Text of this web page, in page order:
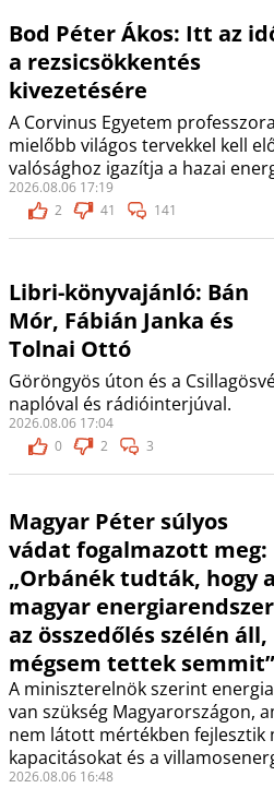
Bod Péter Ákos: Itt az
a rezsicsökkentés
kivezetésére
A Corvinus Egyetem
mielőbb világos tervekkel kell
valósághoz igazítja a hazai
2026.08.06 17:19
2
41 141
Libri-könyvajánló: Bán
Mór, Fábián Janka és
Tolnai Ottó
Göröngyös úton és a
naplóval és rádióinterjúval.
2026.08.06 17:04
0
2 3
Magyar Péter súlyos
vádat fogalmazott meg:
„Orbánék tudták, hogy a
magyar energiarendszer
az összedőlés szélén áll,
mégsem tettek semmit”
A miniszterelnök szerint
van szükség Magyarországon,
nem látott mértékben fejlesztik
kapacitásokat és a
2026.08.06 16:48